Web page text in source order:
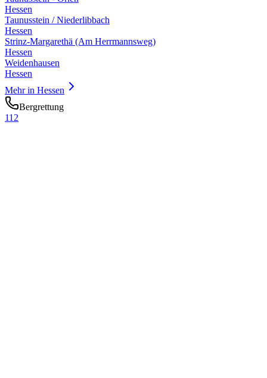
Hessen
Taunusstein / Niederlibbach
Hessen
Strinz-Margarethä (Am Herrmannsweg)
Hessen
Weidenhausen
Hessen
Mehr in Hessen
Bergrettung
112